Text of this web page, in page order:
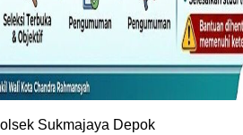
Sukmajaya Depok